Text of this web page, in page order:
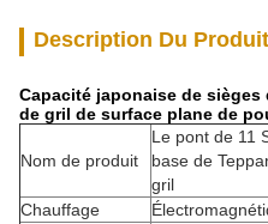
Description Du Produit
Capacité japonaise de
de gril de surface plane de
Nom de produit
Le pont de 11
base de
gril
Chauffage